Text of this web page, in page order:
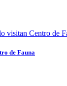
de Fauna